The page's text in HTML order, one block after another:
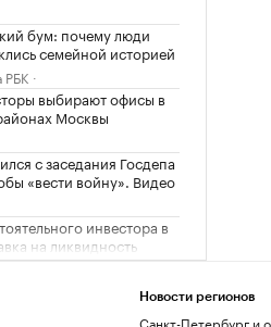
бум: почему люди
семейной историей
РБК
выбирают офисы в
Москвы
с заседания Госдепа
«вести войну». Видео
инвестора в
на ликвидность
на Украине. ОнлайнНовости регионов
Санкт-Петербург и